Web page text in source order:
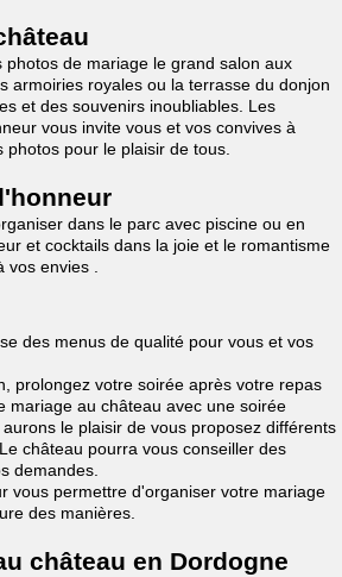
photos de mariage le grand salon aux
armoiries royales ou la terrasse du donjon
et des souvenirs inoubliables. Les
vous invite vous et vos convives à
pour le plaisir de tous.
dans le parc avec piscine ou en
et cocktails dans la joie et le romantisme
envies .
des menus de qualité pour vous et vos
prolongez votre soirée après votre repas
mariage au château avec une soirée
le plaisir de vous proposez différents
château pourra vous conseiller des
demandes.
vous permettre d'organiser votre mariage
des manières.
château en Dordogne